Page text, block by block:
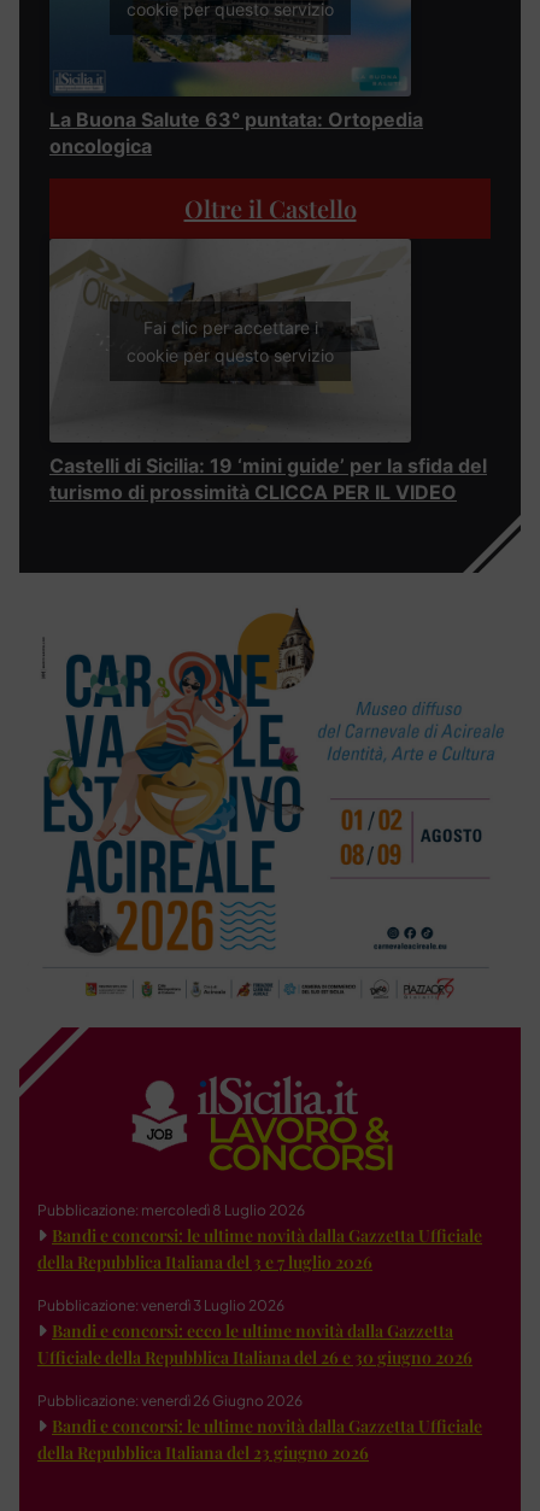
cookie per questo servizio
La Buona Salute 63° puntata: Ortopedia
oncologica
Oltre il Castello
Fai clic per accettare i
cookie per questo servizio
Castelli di Sicilia: 19 ‘mini guide’ per la sfida del
turismo di prossimità CLICCA PER IL VIDEO
Pubblicazione: mercoledì 8 Luglio 2026
Bandi e concorsi: le ultime novità dalla Gazzetta Ufficiale
della Repubblica Italiana del 3 e 7 luglio 2026
Pubblicazione: venerdì 3 Luglio 2026
Bandi e concorsi: ecco le ultime novità dalla Gazzetta
Ufficiale della Repubblica Italiana del 26 e 30 giugno 2026
Pubblicazione: venerdì 26 Giugno 2026
Bandi e concorsi: le ultime novità dalla Gazzetta Ufficiale
della Repubblica Italiana del 23 giugno 2026